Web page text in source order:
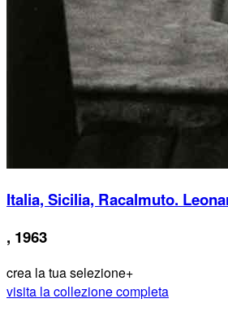
Italia, Sicilia, Racalmuto.
, 1963
crea la tua selezione+
visita la collezione completa